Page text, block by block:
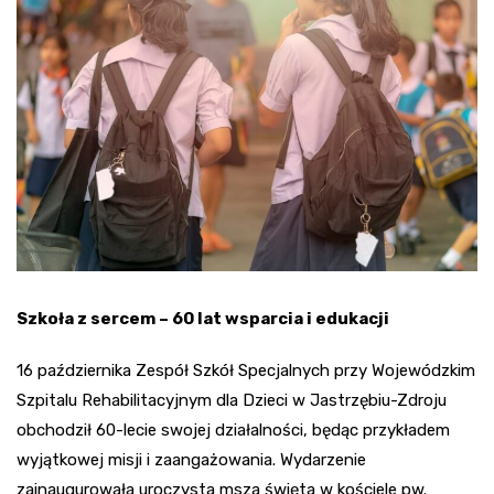
Szkoła z sercem – 60 lat wsparcia i edukacji
16 października Zespół Szkół Specjalnych przy Wojewódzkim
Szpitalu Rehabilitacyjnym dla Dzieci w Jastrzębiu-Zdroju
obchodził 60-lecie swojej działalności, będąc przykładem
wyjątkowej misji i zaangażowania. Wydarzenie
zainaugurowała uroczysta msza święta w kościele pw.